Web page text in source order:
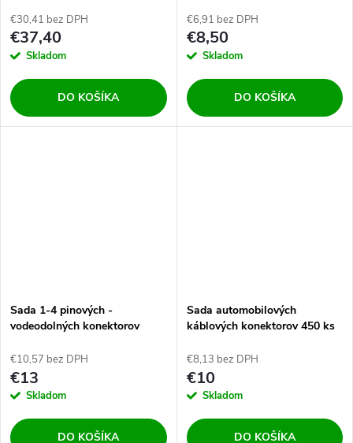
€30,41 bez DPH
€37,40
Skladom
DO KOŠÍKA
€6,91 bez DPH
€8,50
Skladom
DO KOŠÍKA
Sada 1-4 pinových -
vodeodolných konektorov
€10,57 bez DPH
€13
Skladom
DO KOŠÍKA
Sada automobilových
káblových konektorov 450 ks
€8,13 bez DPH
€10
Skladom
DO KOŠÍKA